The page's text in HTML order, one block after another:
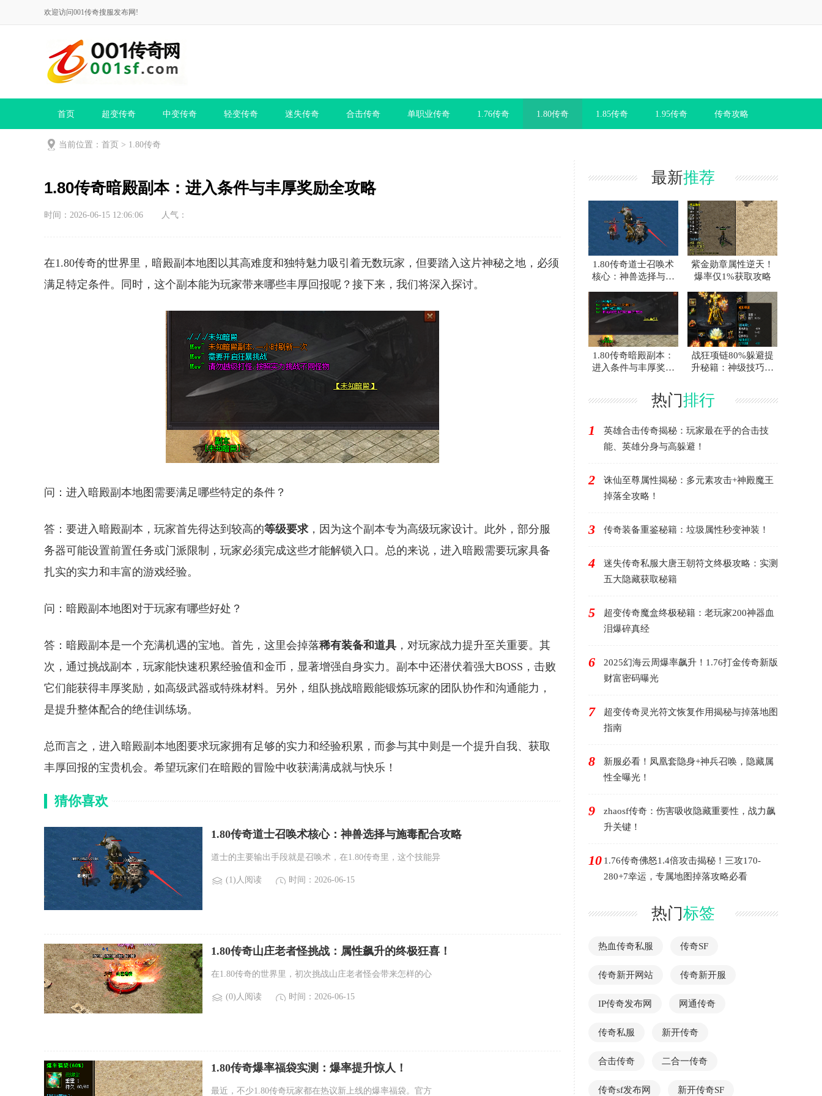
欢迎访问001传奇搜服发布网!
首页 超变传奇 中变传奇 轻变传奇 迷失传奇 合击传奇 单职业传奇 1.76传奇 1.80传奇 1.85传奇 1.95传奇 传奇攻略
当前位置： 首页 > 1.80传奇
1.80传奇暗殿副本：进入条件与丰厚奖励全攻略
时间：2026-06-15 12:06:06 人气：
在1.80传奇的世界里，暗殿副本地图以其高难度和独特魅力吸引着无数玩家，但要踏入这片神秘之地，必须
满足特定条件。同时，这个副本能为玩家带来哪些丰厚回报呢？接下来，我们将深入探讨。
问：进入暗殿副本地图需要满足哪些特定的条件？
答：要进入暗殿副本，玩家首先得达到较高的等级要求 ，因为这个副本专为高级玩家设计。此外，部分服
务器可能设置前置任务或门派限制，玩家必须完成这些才能解锁入口。总的来说，进入暗殿需要玩家具备
扎实的实力和丰富的游戏经验。
问：暗殿副本地图对于玩家有哪些好处？
答：暗殿副本是一个充满机遇的宝地。首先，这里会掉落稀有装备和道具 ，对玩家战力提升至关重要。其
次，通过挑战副本，玩家能快速积累经验值和金币，显著增强自身实力。副本中还潜伏着强大BOSS，击败
它们能获得丰厚奖励，如高级武器或特殊材料。另外，组队挑战暗殿能锻炼玩家的团队协作和沟通能力，
是提升整体配合的绝佳训练场。
总而言之，进入暗殿副本地图要求玩家拥有足够的实力和经验积累，而参与其中则是一个提升自我、获取
丰厚回报的宝贵机会。希望玩家们在暗殿的冒险中收获满满成就与快乐！
猜你喜欢
1.80传奇道士召唤术核心：神兽选择与施毒配合攻略
道士的主要输出手段就是召唤术，在1.80传奇里，这个技能异
(1)人阅读 时间：2026-06-15
1.80传奇山庄老者怪挑战：属性飙升的终极狂喜！
在1.80传奇的世界里，初次挑战山庄老者怪会带来怎样的心
(0)人阅读 时间：2026-06-15
1.80传奇爆率福袋实测：爆率提升惊人！
最近，不少1.80传奇玩家都在热议新上线的爆率福袋。官方
最新推荐
1.80传奇道士召唤术
核心：神兽选择与施
紫金勋章属性逆天！
爆率仅1%获取攻略
1.80传奇暗殿副本：
进入条件与丰厚奖励
战狂项链80%躲避提
升秘籍：神级技巧助
热门排行
1
英雄合击传奇揭秘：玩家最在乎的合击技
能、英雄分身与高躲避！
2
诛仙至尊属性揭秘：多元素攻击+神殿魔王
掉落全攻略！
3 传奇装备重鉴秘籍：垃圾属性秒变神装！
4
迷失传奇私服大唐王朝符文终极攻略：实测
五大隐藏获取秘籍
5
超变传奇魔盒终极秘籍：老玩家200神器血
泪爆碎真经
6
2025幻海云周爆率飙升！1.76打金传奇新版
财富密码曝光
7
超变传奇灵光符文恢复作用揭秘与掉落地图
指南
8
新服必看！凤凰套隐身+神兵召唤，隐藏属
性全曝光！
9
zhaosf传奇：伤害吸收隐藏重要性，战力飙
升关键！
10 1.76传奇佛怒1.4倍攻击揭秘！三攻170-
280+7幸运，专属地图掉落攻略必看
热门标签
热血传奇私服 传奇SF
传奇新开网站 传奇新开服
IP传奇发布网 网通传奇
传奇私服 新开传奇
合击传奇 二合一传奇
传奇sf发布网 新开传奇SF